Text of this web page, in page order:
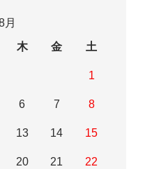
月
木 金 土
1
6 7 8
13 14 15
20 21 22